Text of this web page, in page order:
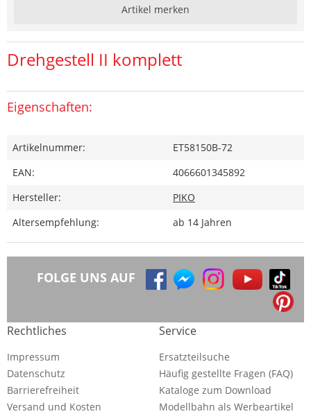
Artikel merken
Drehgestell II komplett
Eigenschaften:
Artikelnummer:
ET58150B-72
EAN:
4066601345892
Hersteller:
PIKO
Altersempfehlung:
ab 14 Jahren
FOLGE UNS AUF
Rechtliches
Impressum
Datenschutz
Barrierefreiheit
Versand und Kosten
Service
Ersatzteilsuche
Häufig gestellte Fragen (FAQ)
Kataloge zum Download
Modellbahn als Werbeartikel